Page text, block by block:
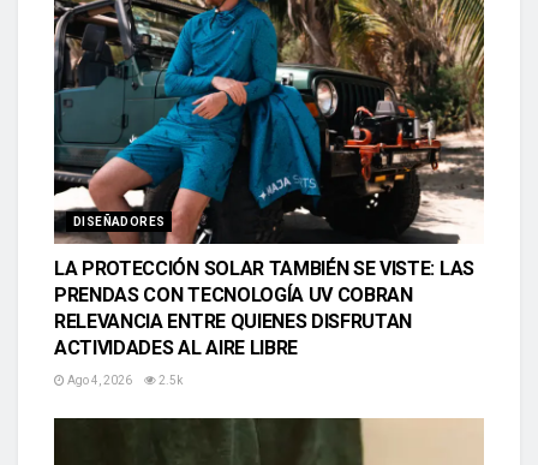
DISEÑADORES
LA PROTECCIÓN SOLAR TAMBIÉN SE VISTE: LAS
PRENDAS CON TECNOLOGÍA UV COBRAN
RELEVANCIA ENTRE QUIENES DISFRUTAN
ACTIVIDADES AL AIRE LIBRE
Ago 4, 2026 2.5k